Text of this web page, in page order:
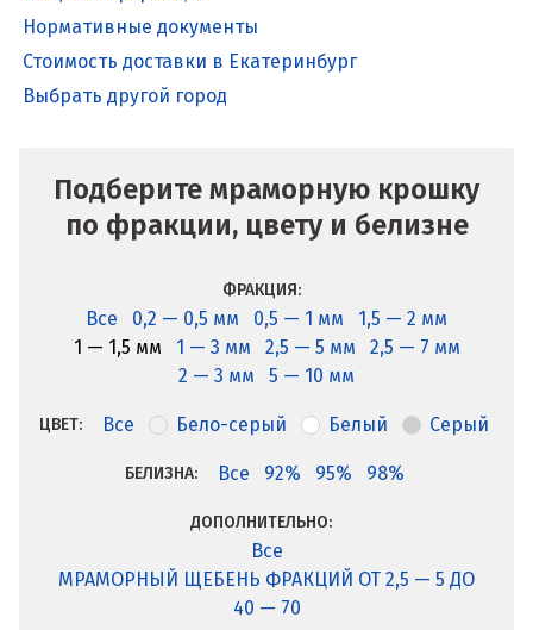
Нормативные документы
Стоимость доставки в Екатеринбург
Выбрать другой город
Подберите мраморную крошку
по фракции, цвету и белизне
ФРАКЦИЯ:
Все 0,2 — 0,5 мм 0,5 — 1 мм
1,5 — 2 мм
1 — 1,5 мм
1 — 3 мм 2,5 — 5 мм
2,5 — 7 мм
2 — 3 мм
5 — 10 мм
ЦВЕТ: Все Бело-серый Белый Серый
БЕЛИЗНА: Все 92% 95% 98%
ДОПОЛНИТЕЛЬНО:
Все
МРАМОРНЫЙ ЩЕБЕНЬ ФРАКЦИЙ ОТ 2,5 — 5 ДО
40 — 70